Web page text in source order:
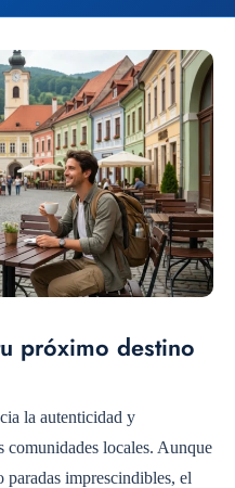
próximo destino
la autenticidad y
comunidades locales. Aunque
imprescindibles, el